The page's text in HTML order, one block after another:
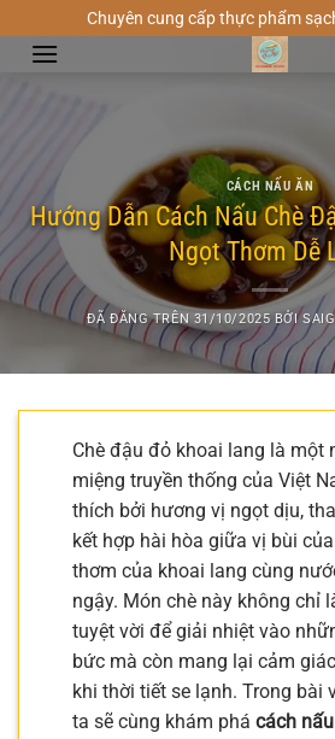
đến
Chuyên cung cấp thực phẩm
CÁCH NẤU ĂN
Hướng Dẫn Cách Nấu Chè
Ngọt Thơm Dễ
ĐÃ ĐĂNG TRÊN 31/10/2025 BỞI
Chè đậu đỏ khoai lang là một
miệng truyền thống của Việt
thích bởi hương vị ngọt dịu,
kết hợp hài hòa giữa vị bùi
thơm của khoai lang cùng
ngậy. Món chè này không chỉ
tuyệt vời để giải nhiệt vào
bức mà còn mang lại cảm
khi thời tiết se lạnh. Trong bài
ta sẽ cùng khám phá cách